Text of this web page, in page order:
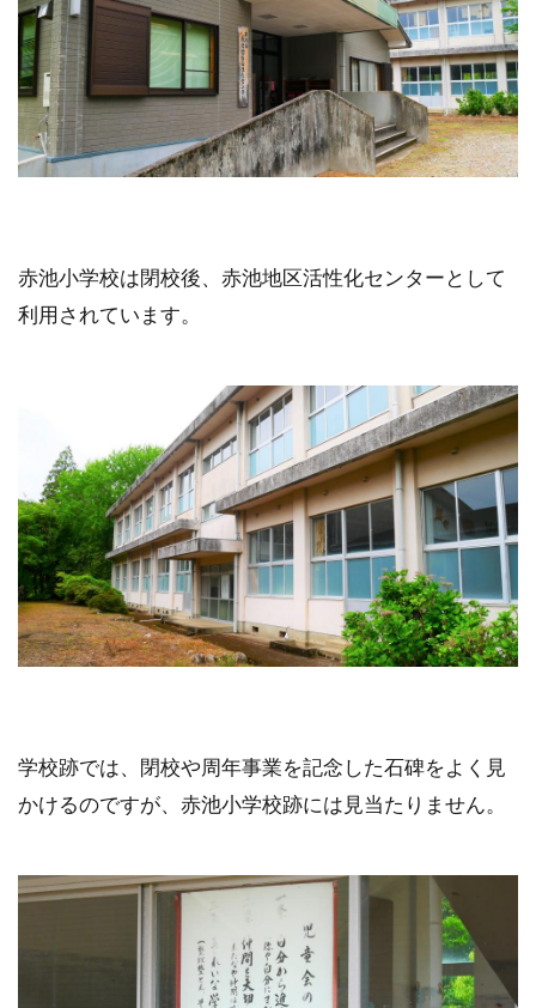
赤池小学校は閉校後、赤池地区活性化センターとして
利用されています。
学校跡では、閉校や周年事業を記念した石碑をよく見
かけるのですが、赤池小学校跡には見当たりません。